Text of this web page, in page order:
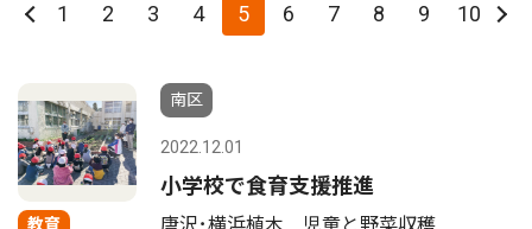
1 2 3 4 5 6 7 8 9 10
教育
南区
2022.12.01
小学校で食育支援推進